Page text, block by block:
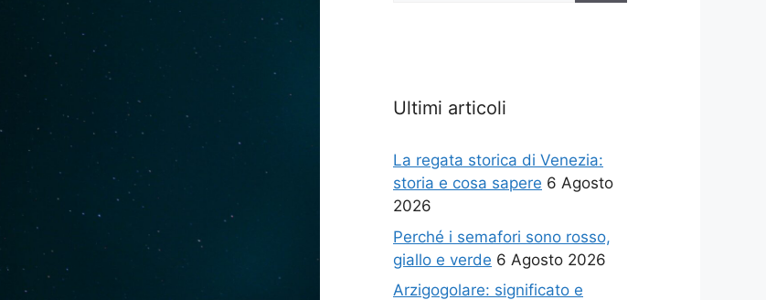
Ultimi articoli
La regata storica di Venezia:
storia e cosa sapere 6 Agosto
2026
Perché i semafori sono rosso,
giallo e verde 6 Agosto 2026
Arzigogolare: significato e